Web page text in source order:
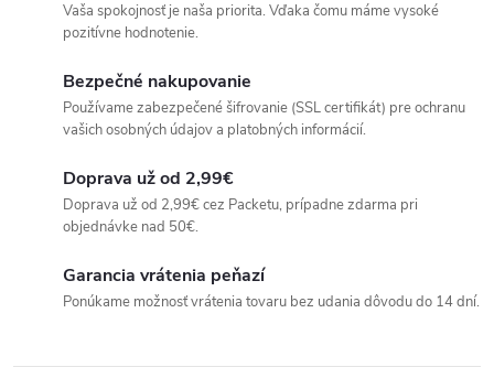
Vaša spokojnosť je naša priorita. Vďaka čomu máme vysoké
pozitívne hodnotenie.
Bezpečné nakupovanie
Používame zabezpečené šifrovanie (SSL certifikát) pre ochranu
vašich osobných údajov a platobných informácií.
Doprava už od 2,99€
Doprava už od 2,99€ cez Packetu, prípadne zdarma pri
objednávke nad 50€.
Garancia vrátenia peňazí
Ponúkame možnosť vrátenia tovaru bez udania dôvodu do 14 dní.